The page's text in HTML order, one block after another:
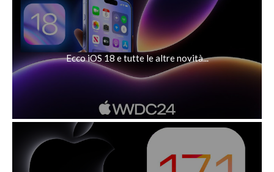
Ecco iOS 18 e tutte le altre novità...